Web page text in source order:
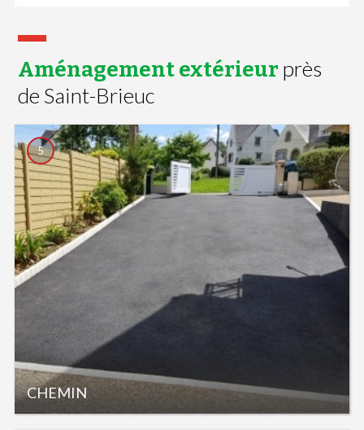
Aménagement extérieur près
de Saint-Brieuc
CHEMIN
5